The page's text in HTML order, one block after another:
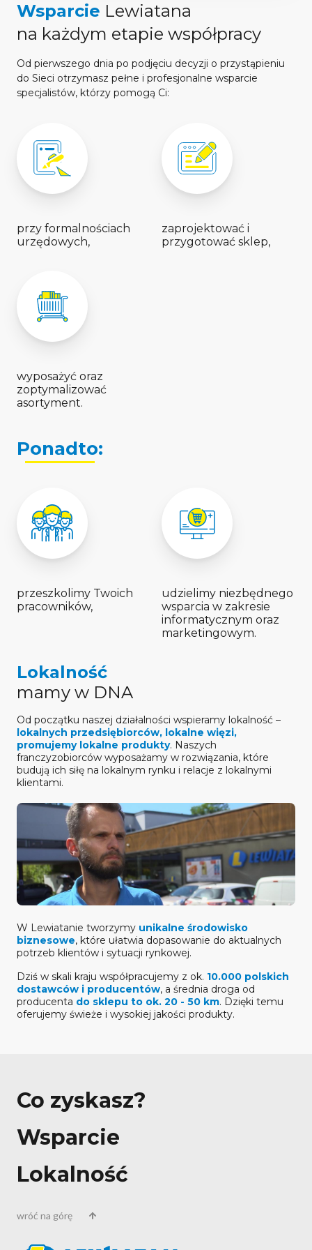
Wsparcie Lewiatana
na każdym etapie współpracy
Od pierwszego dnia po podjęciu decyzji o przystąpieniu
do Sieci otrzymasz pełne i profesjonalne wsparcie
specjalistów, którzy pomogą Ci:
przy formalnościach
urzędowych,
zaprojektować i
przygotować sklep,
wyposażyć oraz
zoptymalizować
asortyment.
Ponadto:
przeszkolimy Twoich
pracowników,
udzielimy niezbędnego
wsparcia w zakresie
informatycznym oraz
marketingowym.
Lokalność
mamy w DNA
Od początku naszej działalności wspieramy lokalność –
lokalnych przedsiębiorców, lokalne więzi,
promujemy lokalne produkty. Naszych
franczyzobiorców wyposażamy w rozwiązania, które
budują ich siłę na lokalnym rynku i relacje z lokalnymi
klientami.
W Lewiatanie tworzymy unikalne środowisko
biznesowe, które ułatwia dopasowanie do aktualnych
potrzeb klientów i sytuacji rynkowej.
Dziś w skali kraju współpracujemy z ok. 10.000 polskich
dostawców i producentów, a średnia droga od
producenta do sklepu to ok. 20 - 50 km. Dzięki temu
oferujemy świeże i wysokiej jakości produkty.
Co zyskasz?
Wsparcie
Lokalność
wróć na górę